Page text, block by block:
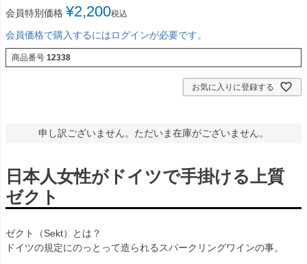
会員特別価格 ¥2,200税込
会員価格で購入するにはログインが必要です。
商品番号 12338
お気に入りに登録する
申し訳ございません。ただいま在庫がございません。
日本人女性がドイツで手掛ける上質
ゼクト
ゼクト（Sekt）とは？
ドイツの規定にのっとって造られるスパークリングワインの事。